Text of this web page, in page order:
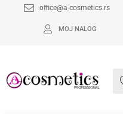
office@a-cosmetics.rs
MOJ NALOG